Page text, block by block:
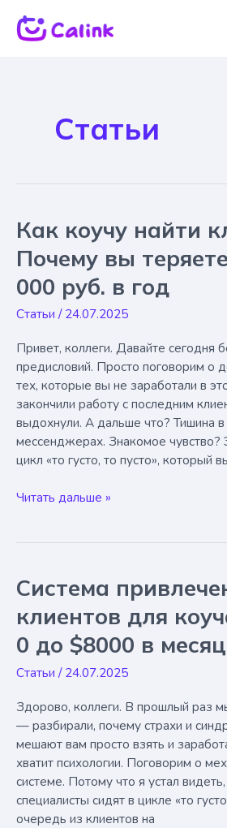
содержимому
Статьи
Как коучу найти
Почему вы
000 руб. в год
Статьи /24.07.2025
Привет, коллеги. Давайте сегодня
предисловий. Просто поговорим о
тех, которые вы не заработали в
закончили работу с последним
выдохнули. А дальше что? Тишина в
мессенджерах. Знакомое чувство?
цикл «то густо, то пусто», который
Как
вы
теряете
до
500
000
в
год
Читать дальше »
Система
клиентов для
0 до $8000 в месяц
Статьи /24.07.2025
Здорово, коллеги. В прошлый раз
— разбирали, почему страхи и
мешают вам просто взять и
хватит психологии. Поговорим о
системе. Потому что я устал
специалисты сидят в цикле «то
очередь из клиентов на